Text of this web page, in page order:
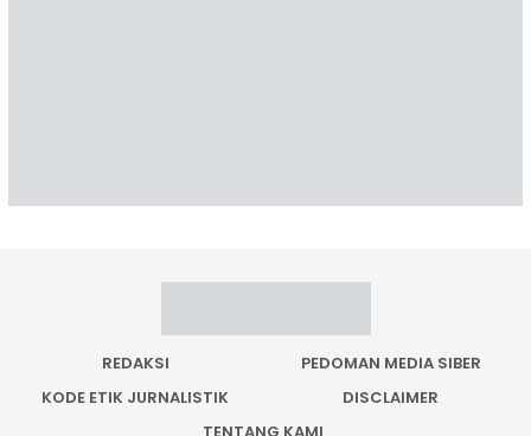
REDAKSI
PEDOMAN MEDIA SIBER
KODE ETIK JURNALISTIK
DISCLAIMER